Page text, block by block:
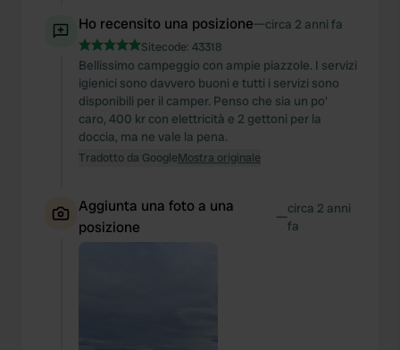
Ho recensito una posizione—circa 2 anni fa
Sitecode: 43318
Bellissimo campeggio con ampie piazzole. I servizi
igienici sono davvero buoni e tutti i servizi sono
disponibili per il camper. Penso che sia un po'
caro, 400 kr con elettricità e 2 gettoni per la
doccia, ma ne vale la pena.
Tradotto da GoogleMostra originale
Aggiunta una foto a una
posizione
—circa 2 anni
fa